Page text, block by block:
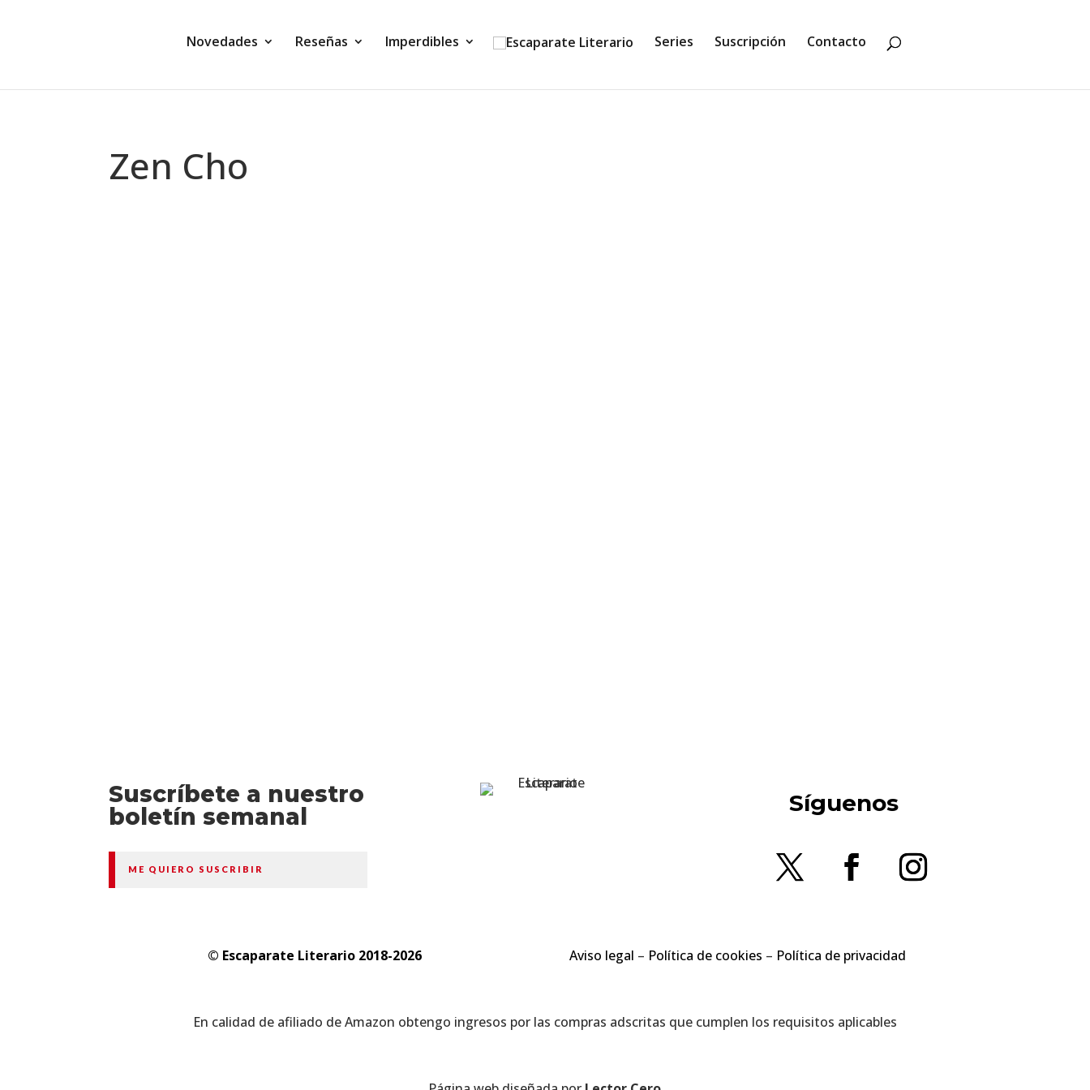
Novedades Reseñas Imperdibles Series Suscripción Contacto
Zen Cho
Suscríbete a nuestro
boletín semanal
ME QUIERO SUSCRIBIR
Síguenos
© Escaparate Literario 2018-2026 Aviso legal – Política de cookies – Política de privacidad
En calidad de afiliado de Amazon obtengo ingresos por las compras adscritas que cumplen los requisitos aplicables